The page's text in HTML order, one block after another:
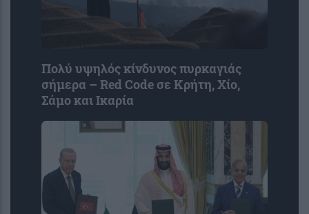
Πολύ υψηλός κίνδυνος πυρκαγιάς
σήμερα – Red Code σε Κρήτη, Χίο,
Σάμο και Ικαρία